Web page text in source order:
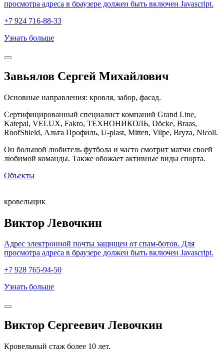
просмотра адреса в браузере должен быть включен Javascript.
+7 924 716-88-33
Узнать больше
Завьялов Сергей Михайлович
Основные направления: кровля, забор, фасад.
Сертифицированный специалист компаний Grand Line,
Katepal, VELUX, Fakro, ТЕХНОНИКОЛЬ, Döcke, Braas,
RoofShield, Альта Профиль, U-plast, Mitten, Vilpe, Bryza, Nicoll.
Он большой любитель футбола и часто смотрит матчи своей
любимой команды. Также обожает активные виды спорта.
Объекты
кровельщик
Виктор Левочкин
Адрес электронной почты защищен от спам-ботов. Для
просмотра адреса в браузере должен быть включен Javascript.
+7 928 765-94-50
Узнать больше
Виктор Сергеевич Левочкин
Кровельный стаж более 10 лет.